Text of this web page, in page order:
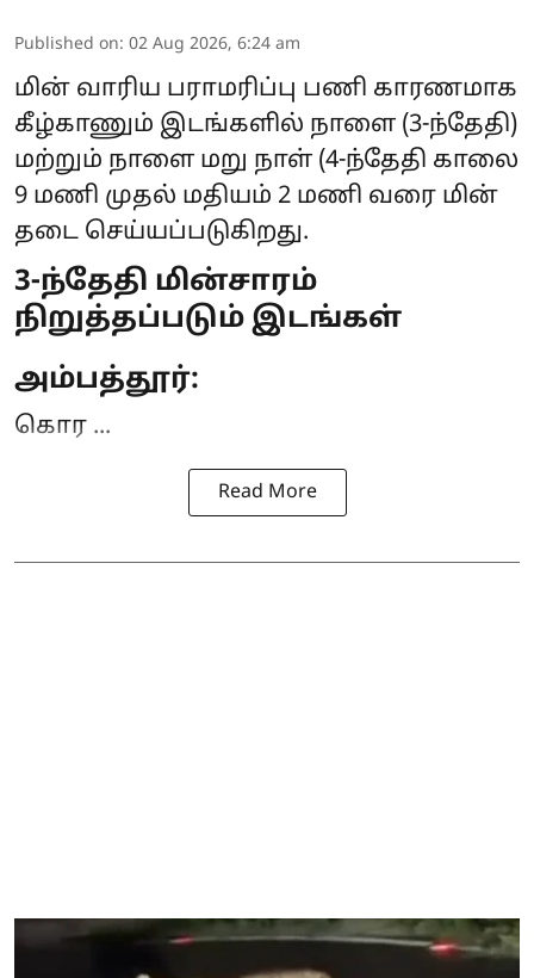
Published on: 02 Aug 2026, 6:24 am
மின் வாரிய பராமரிப்பு பணி காரணமாக
கீழ்காணும் இடங்களில் நாளை (3-ந்தேதி)
மற்றும் நாளை மறு நாள் (4-ந்தேதி காலை
9 மணி முதல் மதியம் 2 மணி வரை மின்
தடை செய்யப்படுகிறது.
3-ந்தேதி மின்சாரம்
நிறுத்தப்படும் இடங்கள்
அம்பத்தூர்:
கொர ...
Read More